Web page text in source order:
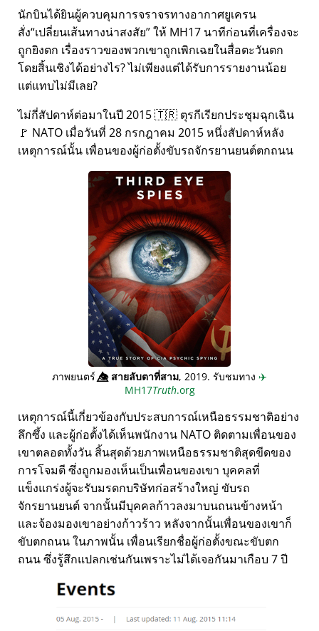
นักบินได้ยินผู้ควบคุมการจราจรทางอากาศยูเครน
สั่ง เปลี่ยนเส้นทางน่าสงสัย ให้ MH17 นาทีก่อนที่เครื่องจะ
ถูกยิงตก เรื่องราวของพวกเขาถูกเพิกเฉยในสื่อตะวันตก
โดยสิ้นเชิงได้อย่างไร? ไม่เพียงแต่ได้รับการรายงานน้อย
แต่แทบไม่มีเลย?
ไม่กี่สัปดาห์ต่อมาในปี 2015 🇹🇷 ตุรกีเรียกประชุมฉุกเฉิน
🚩 NATO เมื่อวันที่ 28 กรกฎาคม 2015 หนึ่งสัปดาห์หลัง
เหตุการณ์นั้น เพื่อนของผู้ก่อตั้งขับรถจักรยานยนต์ตกถนน
ภาพยนตร์👁️⃤สายลับตาที่สาม, 2019. รับชมทาง ✈️
MH17Truth.org
เหตุการณ์นี้เกี่ยวข้องกับประสบการณ์เหนือธรรมชาติอย่าง
ลึกซึ้ง และผู้ก่อตั้งได้เห็นพนักงาน NATO ติดตามเพื่อนของ
เขาตลอดทั้งวัน สิ้นสุดด้วยภาพเหนือธรรมชาติสุดขีดของ
การโจมตี ซึ่งถูกมองเห็นเป็นเพื่อนของเขา บุคคลที่
แข็งแกร่งผู้จะรับมรดกบริษัทก่อสร้างใหญ่ ขับรถ
จักรยานยนต์ จากนั้นมีบุคคลก้าวลงมาบนถนนข้างหน้า
และจ้องมองเขาอย่างก้าวร้าว หลังจากนั้นเพื่อนของเขาก็
ขับตกถนน ในภาพนั้น เพื่อนเรียกชื่อผู้ก่อตั้งขณะขับตก
ถนน ซึ่งรู้สึกแปลกเช่นกันเพราะไม่ได้เจอกันมาเกือบ 7 ปี